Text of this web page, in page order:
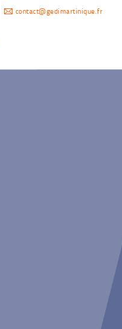
contact@gedimartinique.fr